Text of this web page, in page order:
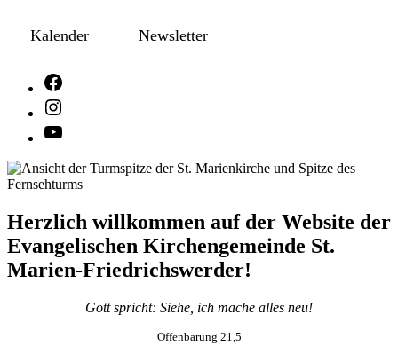
Kalender Newsletter
Herzlich willkommen auf der Website der
Evangelischen Kirchengemeinde St.
Marien-Friedrichswerder!
Gott spricht: Siehe, ich mache alles neu!
Offenbarung 21,5